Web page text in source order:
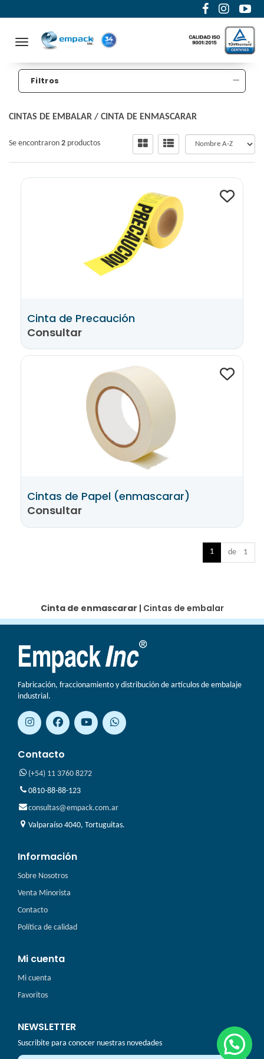
Toggle navigation
Filtros
CINTAS DE EMBALAR / CINTA DE ENMASCARAR
Se encontraron 2 productos
Cinta de Precaución
Consultar
Cintas de Papel (enmascarar)
Consultar
1 de 1
Cinta de enmascarar | Cintas de embalar
Fabricación, fraccionamiento y distribución de artículos de embalaje
industrial.
Contacto
(+54) 11 3760 8272
0810-88-88-123
consultas@empack.com.ar
Valparaíso 4040, Tortuguitas.
Información
Sobre Nosotros
Venta Minorista
Contacto
Política de calidad
Mi cuenta
Mi cuenta
Favoritos
NEWSLETTER
Suscribite para conocer nuestras novedades